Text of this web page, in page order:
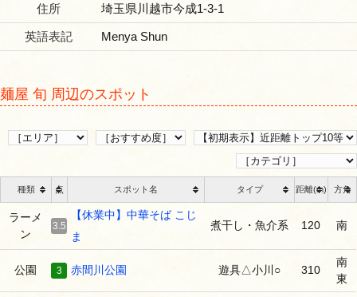
住所 埼玉県川越市今成1-3-1
英語表記 Menya Shun
麺屋 旬 周辺のスポット
種類 点 スポット名 タイプ 距離(m) 方角
ラーメ
ン
3.5
【休業中】中華そば こじ
ま
煮干し・魚介系 120 南
公園 3 赤間川公園 遊具△小川○ 310
南
東